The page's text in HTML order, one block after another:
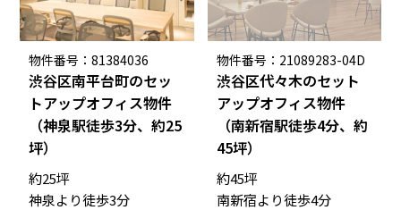
物件番号：81384036
渋谷区南平台町のセッ
トアップオフィス物件
（神泉駅徒歩3分、約25
坪）
約25坪
神泉より徒歩3分
物件番号：21089283-04D
渋谷区代々木のセット
アップオフィス物件
（南新宿駅徒歩4分、約
45坪）
約45坪
南新宿より徒歩4分